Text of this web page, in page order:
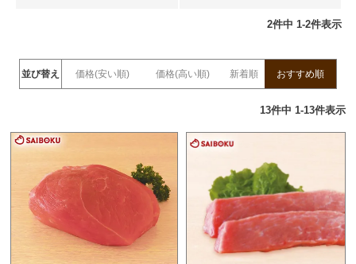
2件中 1-2件表示
並び替え 価格(安い順) 価格(高い順) 新着順 おすすめ順
13件中 1-13件表示